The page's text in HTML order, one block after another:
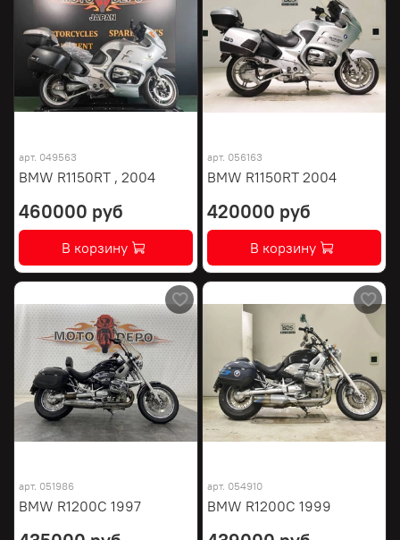
арт. 049563
BMW R1150RT , 2004
460000 руб
В корзину
арт. 056163
BMW R1150RT 2004
420000 руб
В корзину
арт. 051986
BMW R1200C 1997
арт. 054910
BMW R1200C 1999